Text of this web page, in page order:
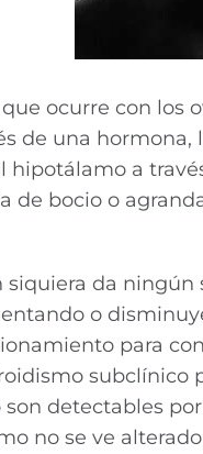
ocurre con los
de una
hipotálamo a
de bocio o
siquiera da
o
para
subclínico
detectables
no se ve